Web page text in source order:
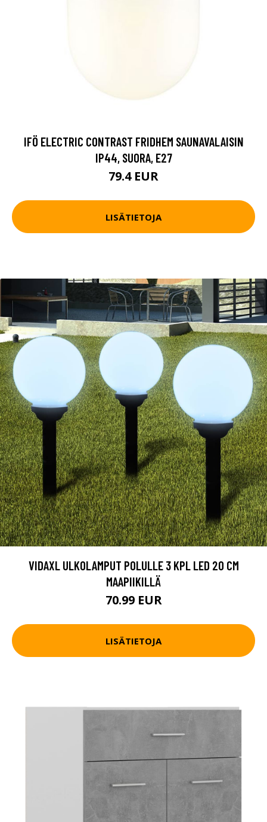
IFÖ ELECTRIC CONTRAST FRIDHEM SAUNAVALAISIN
IP44, SUORA, E27
79.4 EUR
LISÄTIETOJA
VIDAXL ULKOLAMPUT POLULLE 3 KPL LED 20 CM
MAAPIIKILLÄ
70.99 EUR
LISÄTIETOJA